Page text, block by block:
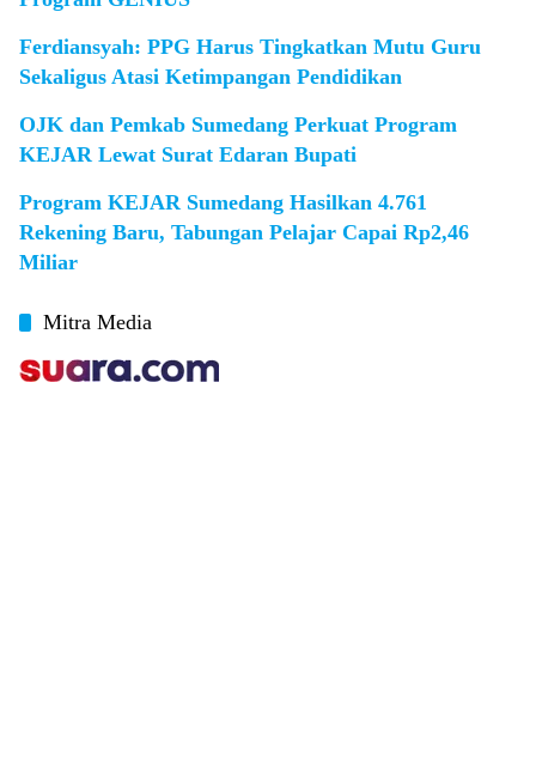
Ferdiansyah: PPG Harus Tingkatkan Mutu Guru
Sekaligus Atasi Ketimpangan Pendidikan
OJK dan Pemkab Sumedang Perkuat Program
KEJAR Lewat Surat Edaran Bupati
Program KEJAR Sumedang Hasilkan 4.761
Rekening Baru, Tabungan Pelajar Capai Rp2,46
Miliar
Mitra Media